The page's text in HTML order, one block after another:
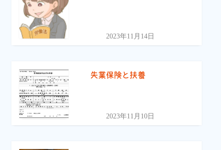
2023年11月14日
失業保険と扶養
2023年11月10日